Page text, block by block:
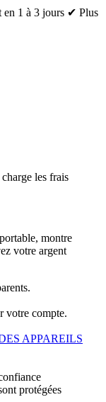
en 1 à 3 jours ✔ Plus
les frais
montre
votre argent
votre compte.
APPAREILS
protégées